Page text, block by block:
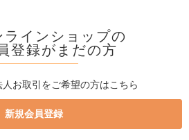
インショップの
登録がまだの方
お取引をご希望の方はこちら